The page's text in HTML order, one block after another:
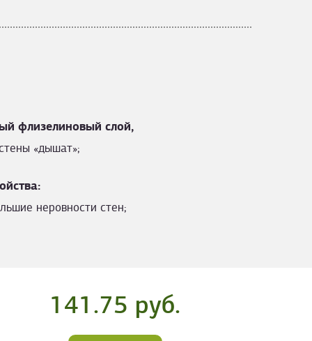
флизелиновый слой,
«дышат»;
неровности стен;
141.75 руб.